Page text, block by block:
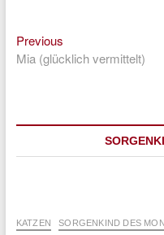
PreviousPrevious
post:
Mia (glücklich vermittelt)
KATZEN SORGENKIND DES